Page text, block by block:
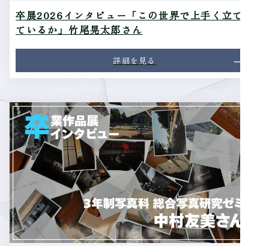
卒展2026インタビュー「この世界で上手く立て
ているか」竹尾晃太郎さん
詳細を見る